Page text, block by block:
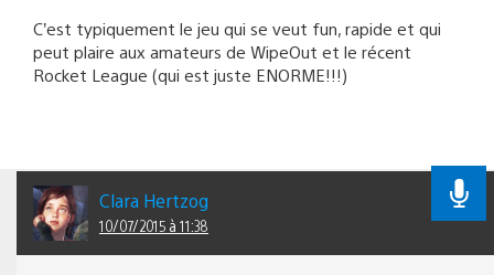
C’est typiquement le jeu qui se veut fun, rapide et qui
peut plaire aux amateurs de WipeOut et le récent
Rocket League (qui est juste ENORME!!!)
Clara Hertzog
10/07/2015 à 11:38